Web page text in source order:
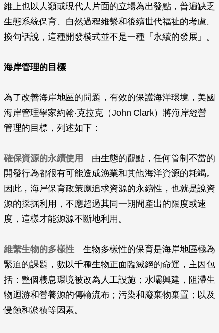
維上也以人類或現代人片面的立場為出發點，普遍缺乏
生態系統保育、自然過程維繫和後續世代福祉的考慮。
換句話說，這種開發模式並不是一種「永續的發展」。
海岸管理的目標
為了改善海岸地區的問題，有效的保護海洋環境，美國
海岸管理學家約翰‧克拉克（John Clark）將海岸經營
管理的目標，列述如下：
確保資源的永續使用
由生態的觀點，任何管制不當的
開發行為都很有可能造成漁業和其他海洋資源的耗竭。
因此，海岸保育政策應追求資源的永續性，也就是說資
源的採掘利用，不應超過其同一期間產出的限度或速
度，這樣才能源源不斷地利用。
維繫生物的多樣性 生物多樣性的保育是海岸地區極為
緊迫的課題，數以千種生物正面臨滅絕的命運，主因包
括：整個棲息環境被改為人工設施；水壩興建，阻滯生
物迴游和營養源的傳輸流布；污染和廢棄物棄置；以及
侵蝕和淤積等因素。